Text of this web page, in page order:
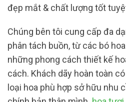
đẹp mắt & chất lượng tốt
Chúng bên tôi cung cấp đa
phân tách buồn, từ các bó
những phong cách thiết kế
cách. Khách dãy hoàn toàn
loại hoa phù hợp sở hữu nhu